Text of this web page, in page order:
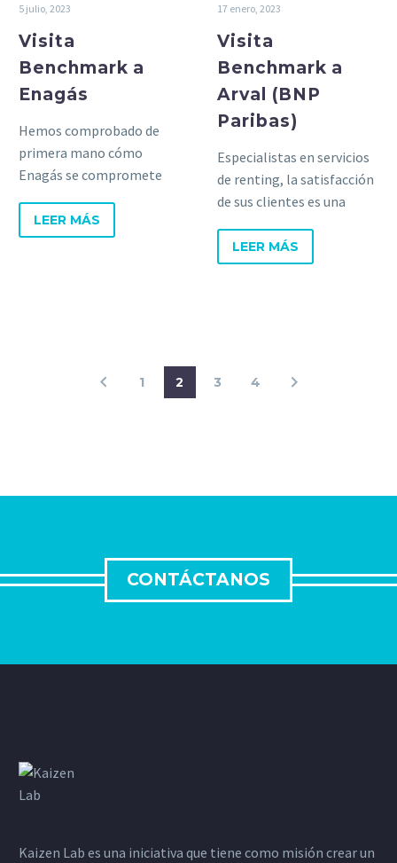
5 julio, 2023
Visita
Benchmark a
Enagás
Hemos comprobado de
primera mano cómo
Enagás se compromete
como parte fundamental
de su gestión empresarial.
LEER MÁS
17 enero, 2023
Visita
Benchmark a
Arval (BNP
Paribas)
Especialistas en servicios
de renting, la satisfacción
de sus clientes es una
estrategia.
LEER MÁS
1 2 3 4
CONTÁCTANOS
Kaizen Lab es una iniciativa que tiene como misión crear un